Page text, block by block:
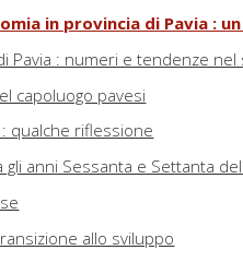
in provincia di Pavia :
Pavia : numeri e tendenze
capoluogo pavesi
qualche riflessione
anni Sessanta e Settanta
allo sviluppo